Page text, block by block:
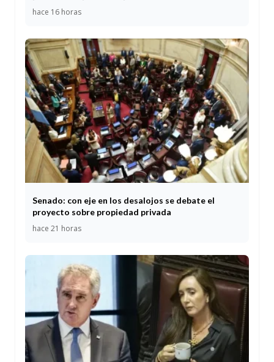
hace 16 horas
Senado: con eje en los desalojos se debate el
proyecto sobre propiedad privada
hace 21 horas